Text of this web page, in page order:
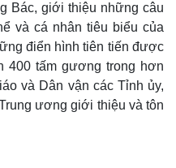
Bác, giới thiệu những câu
và cá nhân tiêu biểu của
điển hình tiên tiến được
400 tấm gương trong hơn
và Dân vận các Tỉnh ủy,
ương giới thiệu và tôn